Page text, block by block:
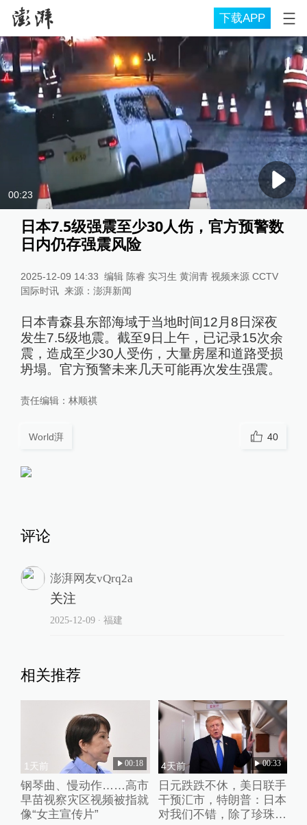
下载APP
00:23
日本7.5级强震至少30人伤，官方预警数
日内仍存强震风险
2025-12-09 14:33 编辑 陈睿 实习生 黄润青 视频来源 CCTV
国际时讯 来源： 澎湃新闻
日本青森县东部海域于当地时间12月8日深夜
发生7.5级地震。截至9日上午，已记录15次余
震，造成至少30人受伤，大量房屋和道路受损
坍塌。官方预警未来几天可能再次发生强震。
责任编辑： 林顺祺
World湃 40
评论
澎湃网友vQrq2a
关注
2025-12-09∙ 福建
相关推荐
1天前 00:18
钢琴曲、慢动作……高市
早苗视察灾区视频被指就
像“女主宣传片”
4天前 00:33
日元跌跌不休，美日联手
干预汇市，特朗普：日本
对我们不错，除了珍珠港